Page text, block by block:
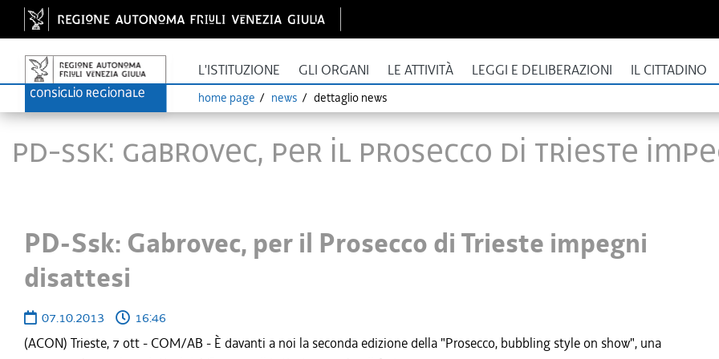
L'ISTITUZIONE GLI ORGANI LE ATTIVITÀ LEGGI E DELIBERAZIONI IL CITTADINO
home page news dettaglio news
PD-Ssk: Gabrovec, per il Prosecco di Trieste
PD-Ssk: Gabrovec, per il Prosecco di Trieste impegni
disattesi
07.10.2013
16:46
(ACON) Trieste, 7 ott - COM/AB - È davanti a noi la seconda edizione della "Prosecco, bubbling style on show", una